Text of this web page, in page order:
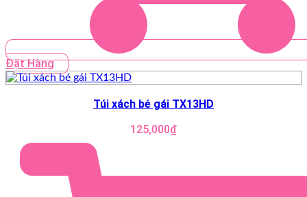
Đặt Hàng
Túi xách bé gái TX13HD
125,000₫